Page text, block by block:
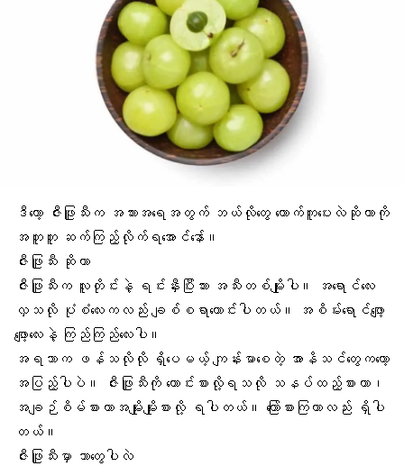
ဒီတော့ ဇီးဖြူသီးက အသားအရေ အတွက် ဘယ်လိုတွေ ထောက်ကူပေးလဲဆိုတာကို
အတူတူ ဆက်ကြည့်လိုက်ရအောင်နော်။
ဇီးဖြူသီး ဆိုတာ
ဇီးဖြူသီးက လူတိုင်းနဲ့ ရင်းနှီးပြီးသား အသီးတစ်မျိုးပါ။ အရောင်လေး
လှသလို ပုံစံလေးကလည်း ချစ်စရာကောင်းပါတယ်။ အစိမ်းရောင်ဖျော့
ဖျော့လေးနဲ့ ကြည်ကြည်လေးပါ။
အရသာက ဖန်သလိုလို ရှိပေမယ့် ကျန်းမာစေတဲ့ အာနိသင်တွေကတော့
အပြည့်ပါပဲ။ ဇီးဖြူသီးကို ထောင်းစားလို့ရသလို သနပ်ထည့်စားတာ၊
အချဉ်စိမ်စားတာအမျိုးမျိုးစားလို့ ရပါတယ်။ ကြော်စားကြတာလည်း ရှိပါ
တယ်။
ဇီးဖြူသီးမှာ ဘာတွေပါလဲ